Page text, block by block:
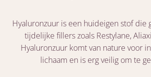
Hyaluronzuur is een huideigen stof die
tijdelijke fillers zoals Restylane,
Hyaluronzuur komt van nature voor
lichaam en is erg veilig om te